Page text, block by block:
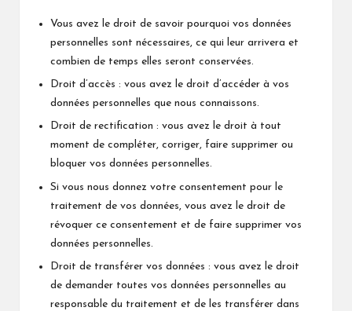
Vous avez le droit de savoir pourquoi vos données
personnelles sont nécessaires, ce qui leur arrivera et
combien de temps elles seront conservées.
Droit d’accès : vous avez le droit d’accéder à vos
données personnelles que nous connaissons.
Droit de rectification : vous avez le droit à tout
moment de compléter, corriger, faire supprimer ou
bloquer vos données personnelles.
Si vous nous donnez votre consentement pour le
traitement de vos données, vous avez le droit de
révoquer ce consentement et de faire supprimer vos
données personnelles.
Droit de transférer vos données : vous avez le droit
de demander toutes vos données personnelles au
responsable du traitement et de les transférer dans